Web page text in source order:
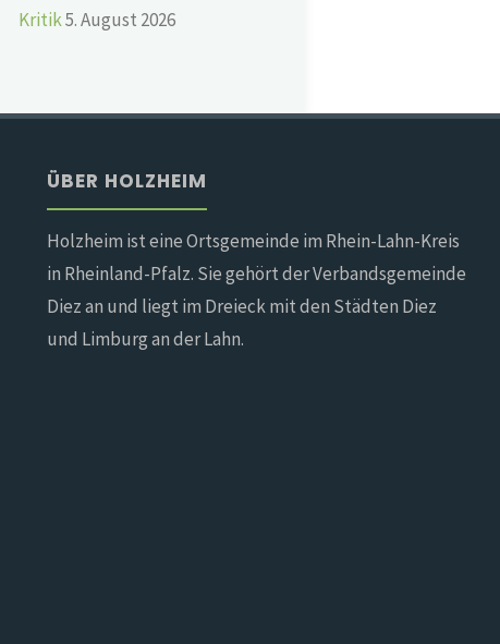
Kritik5. August 2026
ÜBER HOLZHEIM
Holzheim ist eine Ortsgemeinde im Rhein-Lahn-Kreis
in Rheinland-Pfalz. Sie gehört der Verbandsgemeinde
Diez an und liegt im Dreieck mit den Städten Diez
und Limburg an der Lahn.